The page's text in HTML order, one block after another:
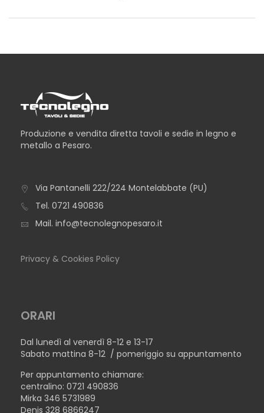
TAVOLO CAPRI
Produzione e vendita diretta tavoli e sedie in legno e
metallo a Pesaro.
Via Pantanelli 222/224 Montelabbate (PU)
Tel. 0721 490836
Mail. info@tecnolegnopesaro.it
Privacy & Cookies Policy
ORARI
Dal lunedì al venerdì 8-12 e 13-17
Sabato mattina 8-12 / pomeriggio su appuntamento
Per appuntamento chiamare:
centralino: 0721 490836
Mirka 346 5731989
Denis 328 6866247